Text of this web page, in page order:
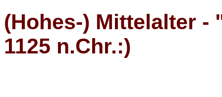
(Hohes-) Mittelalter -
1125 n.Chr.:)